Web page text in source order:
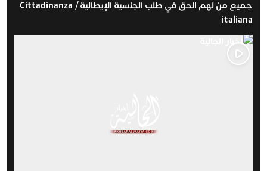
جميع من لهم الحق في طلب الجنسية الإيطالية / Cittadinanza
italiana